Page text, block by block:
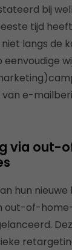
bij
tijd
langs de
eenvoudige
e-
via out-
hun
out-of-